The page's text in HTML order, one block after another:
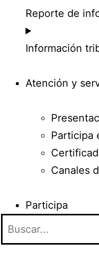
Reporte de
Información
Atención y
Participa
Canales
Participa